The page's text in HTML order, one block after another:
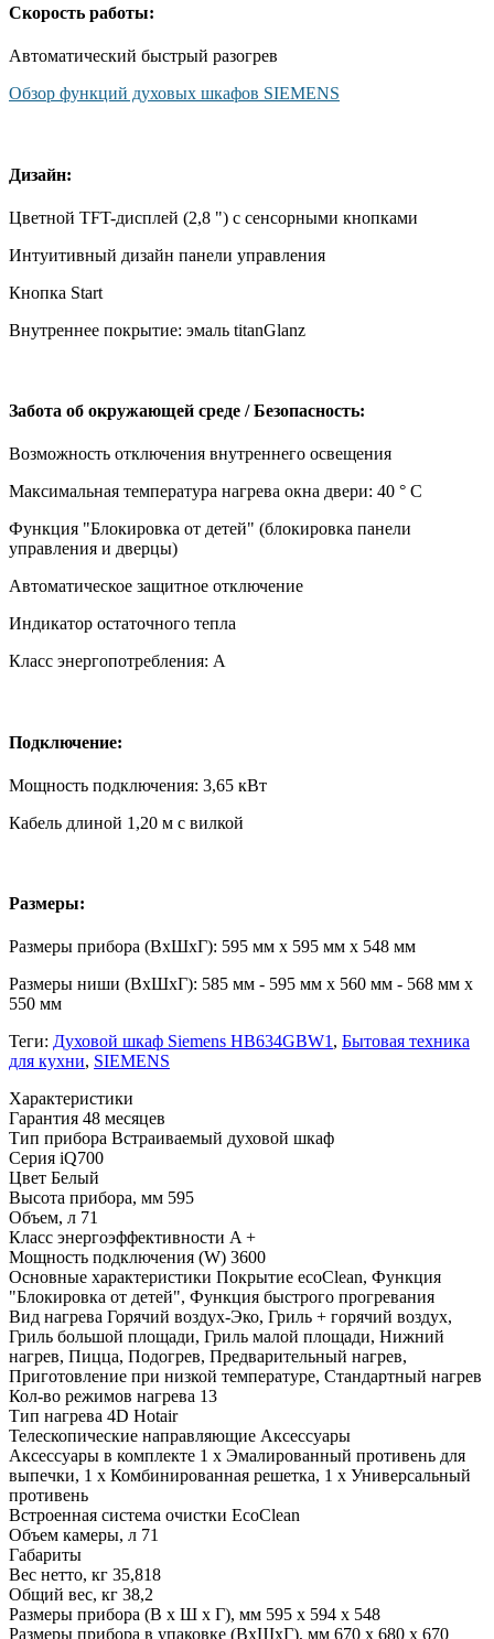
Скорость работы:
Автоматический быстрый разогрев
Обзор функций духовых шкафов SIEMENS
Дизайн:
Цветной TFT-дисплей (2,8 ") с сенсорными кнопками
Интуитивный дизайн панели управления
Кнопка Start
Внутреннее покрытие: эмаль titanGlanz
Забота об окружающей среде / Безопасность:
Возможность отключения внутреннего освещения
Максимальная температура нагрева окна двери: 40 ° C
Функция "Блокировка от детей" (блокировка панели
управления и дверцы)
Автоматическое защитное отключение
Индикатор остаточного тепла
Класс энергопотребления: A
Подключение:
Мощность подключения: 3,65 кВт
Кабель длиной 1,20 м с вилкой
Размеры:
Размеры прибора (ВхШхГ): 595 мм x 595 мм x 548 мм
Размеры ниши (ВxШxГ): 585 мм - 595 мм x 560 мм - 568 мм x
550 мм
Теги: Духовой шкаф Siemens HB634GBW1, Бытовая техника
для кухни, SIEMENS
Xарактеристики
Гарантия 48 месяцев
Тип прибора Встраиваемый духовой шкаф
Серия iQ700
Цвет Белый
Высота прибора, мм 595
Объем, л 71
Класс энергоэффективности A +
Мощность подключения (W) 3600
Основные характеристики Покрытие ecoClean, Функция
"Блокировка от детей", Функция быстрого прогревания
Вид нагрева Горячий воздух-Эко, Гриль + горячий воздух,
Гриль большой площади, Гриль малой площади, Нижний
нагрев, Пицца, Подогрев, Предварительный нагрев,
Приготовление при низкой температуре, Стандартный нагрев
Кол-во режимов нагрева 13
Тип нагрева 4D Hotair
Телескопические направляющие Аксессуары
Аксессуары в комплекте 1 x Эмалированный противень для
выпечки, 1 x Комбинированная решетка, 1 x Универсальный
противень
Встроенная система очистки EcoClean
Объем камеры, л 71
Габариты
Вес нетто, кг 35,818
Общий вес, кг 38,2
Размеры прибора (В х Ш х Г), мм 595 x 594 x 548
Размеры прибора в упаковке (ВхШхГ), мм 670 x 680 x 670